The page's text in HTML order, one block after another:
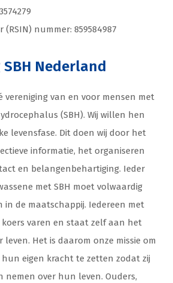
(RSIN) nummer: 859584987
Nederland
vereniging van en voor mensen met
(SBH). Wij willen hen
levensfase. Dit doen wij door het
informatie, het organiseren
en belangenbehartiging. Ieder
met SBH moet volwaardig
in de maatschappij. Iedereen met
koers varen en staat zelf aan het
Het is daarom onze missie om
hun eigen kracht te zetten zodat zij
nemen over hun leven. Ouders,